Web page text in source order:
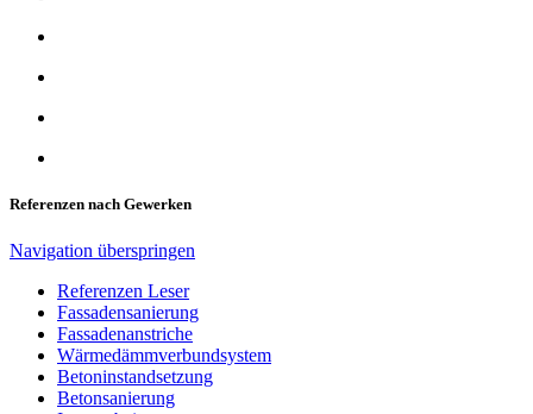
Referenzen nach Gewerken
Navigation überspringen
Referenzen Leser
Fassadensanierung
Fassadenanstriche
Wärmedämmverbundsystem
Betoninstandsetzung
Betonsanierung